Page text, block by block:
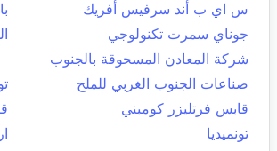
س اي ب أند سرفيس أفريك
جوناي سمرت تكنولوجي
شركة المعادن المسحوقة بالجنوب
صناعات الجنوب الغربي للملح
قابس فرتليزر كومبني
تونميديا